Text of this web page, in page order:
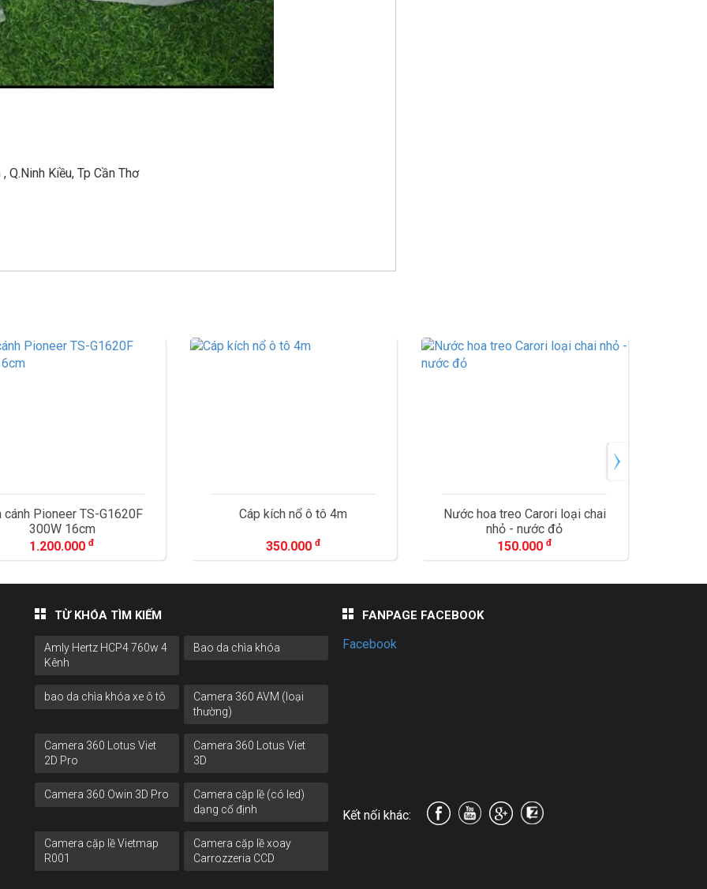
Q.Ninh Kiều, Tp Cần Thơ
Cáp kích nổ ô tô 4m
Nước hoa treo Carori loại chai
Nệm hơi vải nhung cho xe ô tô -
nệm hơi dùng trên xe ô tô
TỪ KHÓA TÌM KIẾM
Amly Hertz HCP4 760w 4
Kênh
Bao da chìa khóa
bao da chìa khóa xe ô tô
Camera 360 AVM (loại
thường)
Camera 360 Lotus Viet
2D Pro
Camera 360 Lotus Viet
3D
Camera 360 Owin 3D Pro
Camera cặp lề (có led)
dạng cố định
Camera cặp lề Vietmap
R001
Camera cặp lề xoay
Carrozzeria CCD
FANPAGE FACEBOOK
Facebook
Kết nối khác: